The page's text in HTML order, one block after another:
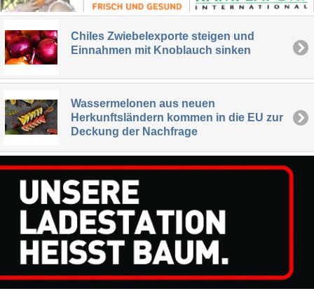
Chiles Zwiebelexporte steigen und
Einnahmen mit Knoblauch sinken
Wassermelonen aus neuen
Herkunftsländern kommen in die EU zur
Deckung der Nachfrage